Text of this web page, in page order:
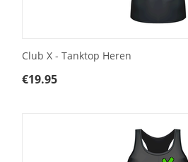
Club X - Tanktop Heren
€19.95